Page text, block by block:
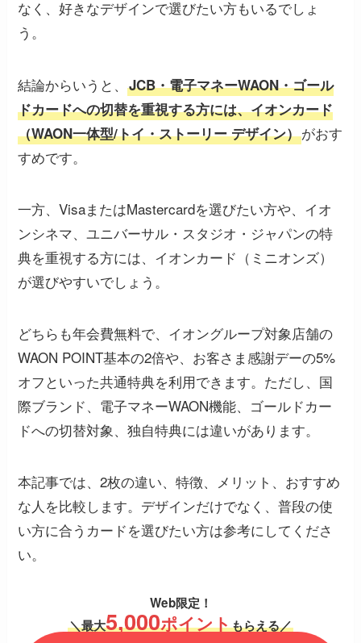
なく、好きなデザインで選びたい方もいるでしょ
う。
結論からいうと、JCB・電子マネーWAON・ゴール
ドカードへの切替を重視する方には、イオンカード
（WAON一体型/トイ・ストーリー デザイン）がおす
すめです。
一方、VisaまたはMastercardを選びたい方や、イオ
ンシネマ、ユニバーサル・スタジオ・ジャパンの特
典を重視する方には、イオンカード（ミニオンズ）
が選びやすいでしょう。
どちらも年会費無料で、イオングループ対象店舗の
WAON POINT基本の2倍や、お客さま感謝デーの5%
オフといった共通特典を利用できます。ただし、国
際ブランド、電子マネーWAON機能、ゴールドカー
ドへの切替対象、独自特典には違いがあります。
本記事では、2枚の違い、特徴、メリット、おすすめ
な人を比較します。デザインだけでなく、普段の使
い方に合うカードを選びたい方は参考にしてくださ
い。
Web限定！
＼最大5,000ポイントもらえる／